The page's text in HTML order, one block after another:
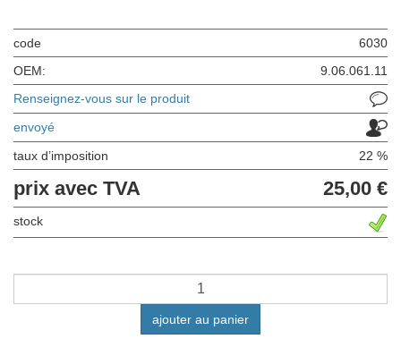
code
6030
OEM:
9.06.061.11
Renseignez-vous sur le produit
envoyé
taux d’imposition 22 %
prix avec TVA 25,00 €
stock
ajouter au panier